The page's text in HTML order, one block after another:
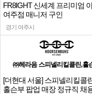
FR8IGHT 신세계 프리미엄
여주점 매니저 구인
경기 여주시
㈜헤라음 스피넬리킬콜린,홀
[더현대 서울] 스피넬리킬콜
홀슨부 팝업 매장 정규직 채